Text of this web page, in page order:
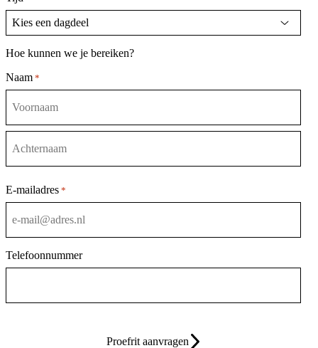
dash
JJJJ
Hoe kunnen we je bereiken?
Naam *
Voornaam
E-mailadres *
Telefoonnummer
Proefrit aanvragen